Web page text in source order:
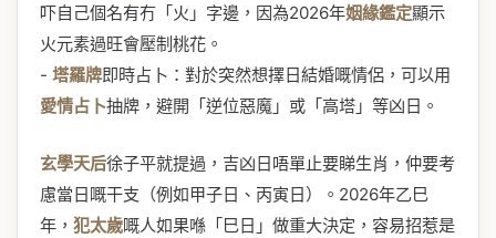
吓自己個名有冇「火」字邊，因為2026年姻緣鑑定顯示
火元素過旺會壓制桃花。
- 塔羅牌即時占卜：對於突然想擇日結婚嘅情侶，可以用
愛情占卜抽牌，避開「逆位惡魔」或「高塔」等凶日。
玄學天后徐子平就提過，吉凶日唔單止要睇生肖，仲要考
慮當日嘅干支（例如甲子日、丙寅日）。2026年乙巳
年， 犯太歲嘅人如果喺「巳日」做重大決定，容易招惹是